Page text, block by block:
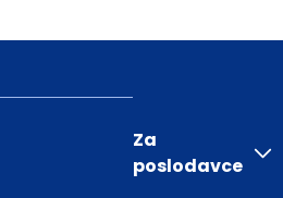
Za
poslodavce